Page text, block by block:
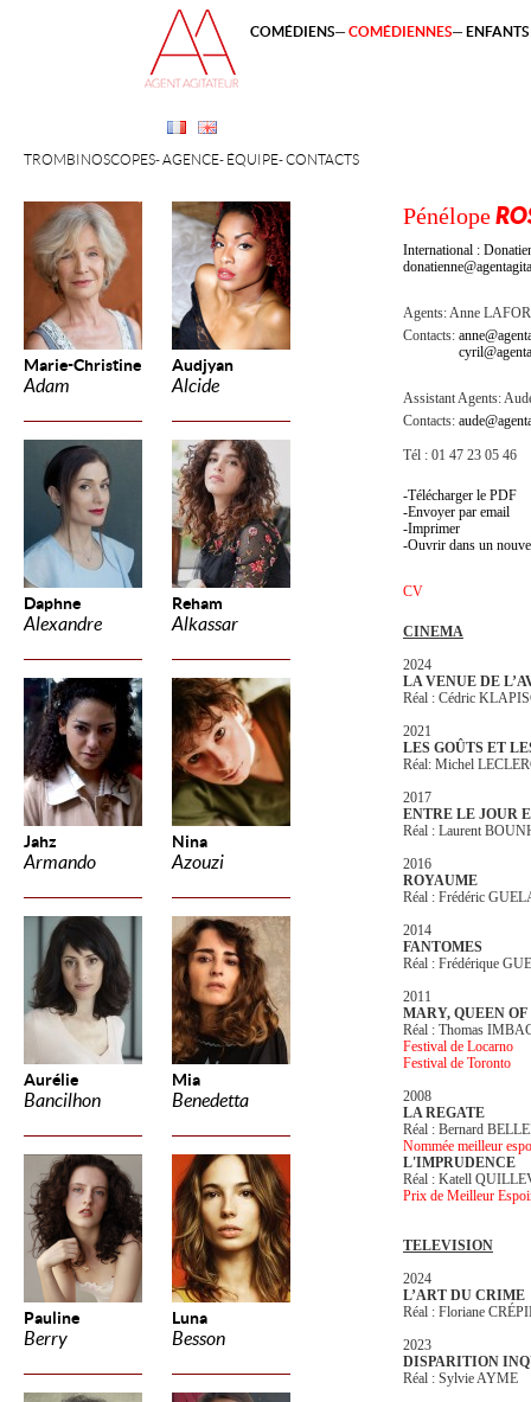
Marie-Christine
Adam
Audjyan
Alcide
Daphne
Alexandre
Reham
Alkassar
Jahz
Armando
Nina
Azouzi
Aurélie
Bancilhon
Mia
Benedetta
Pauline
Berry
Luna
Besson
TROMBINOSCOPES AGENCE ÉQUIPE CONTACTS
COMÉDIENS COMÉDIENNES
Pénélope
International :
Agents:Anne
Contacts:
Assistant Agents:
Contacts:
Tél : 01 47 23 05 46
Télécharger le PDF
Envoyer par email
Imprimer
Ouvrir dans un
CV
CINEMA
2024
LA VENUE DE
Réal : Cédric
2021
LES GOÛTS ET
Réal: Michel
2017
ENTRE LE JOUR
Réal : Laurent
2016
ROYAUME
Réal : Frédéric
2014
FANTOMES
Réal : Frédérique
2011
MARY, QUEEN OF
Réal : Thomas
Festival de Locarno
Festival de Toronto
2008
LA REGATE
Réal : Bernard
Nommée meilleur
L'IMPRUDENCE
Réal : Katell
Prix de Meilleur
TELEVISION
2024
L’ART DU CRIME
Réal : Floriane
2023
DISPARITION
Réal : Sylvie AYME